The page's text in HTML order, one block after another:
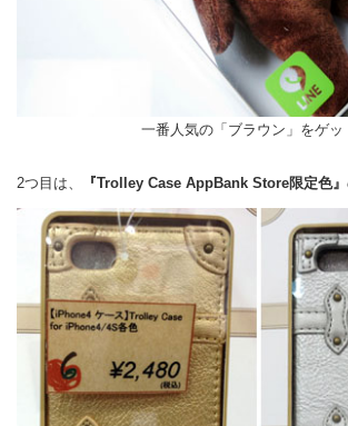
一番人気の「ブラウン」をゲッ
2つ目は、 『Trolley Case AppBank Store限定色』